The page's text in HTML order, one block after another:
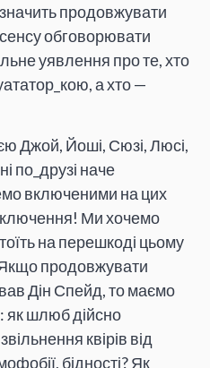
продовжувати
обговорювати
уявлення про те, хто
а хто —
Джой, Йоші, Сюзі, Люсі,
по_друзі наче
включеними на цих
Ми хочемо
на перешкоді цьому
продовжувати
Дін Спейд, то маємо
як шлюб дійсно
квірів від
бідності? Як